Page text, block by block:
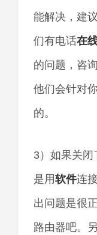
能解决，建
们有电话在
的问题，咨
他们会针对
的。
3）如果关闭
是用软件连
出问题是很
路由器吧。